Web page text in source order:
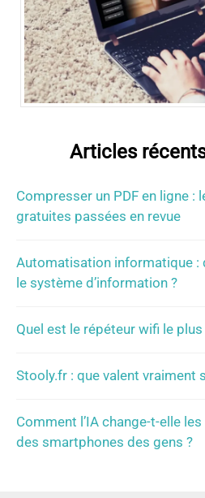
Articles
Compresser un PDF en ligne :
gratuites passées en revue
Automatisation informatique :
le système d’information ?
Quel est le répéteur wifi le
Stooly.fr : que valent vraiment
Comment l’IA change-t-elle
des smartphones des gens ?